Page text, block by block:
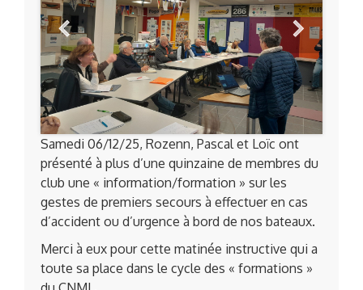
Samedi 06/12/25, Rozenn, Pascal et Loïc ont
présenté à plus d’une quinzaine de membres du
club une « information/formation » sur les
gestes de premiers secours à effectuer en cas
d’accident ou d’urgence à bord de nos bateaux.
Merci à eux pour cette matinée instructive qui a
toute sa place dans le cycle des « formations »